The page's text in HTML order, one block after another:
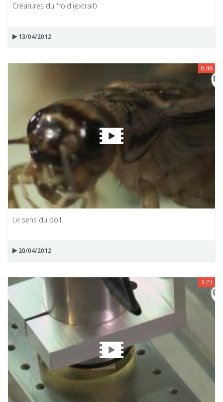
Créatures du froid (extrait)
13/04/2012
6:48
Le sens du poil
20/04/2012
3:23